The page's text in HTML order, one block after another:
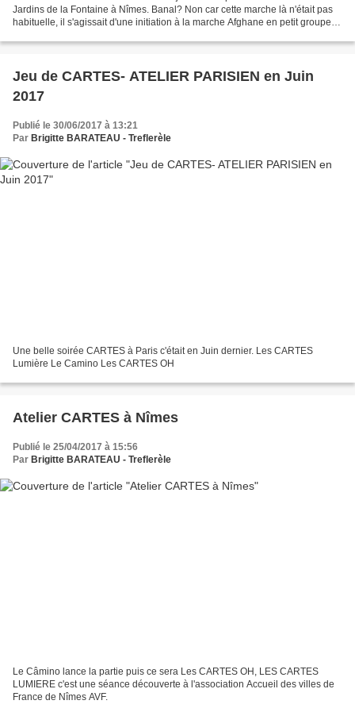
Jardins de la Fontaine à Nîmes. Banal? Non car cette marche là n'était pas
habituelle, il s'agissait d'une initiation à la marche Afghane en petit groupe
Jeu de CARTES- ATELIER PARISIEN en Juin
2017
Publié le 30/06/2017 à 13:21
Par Brigitte BARATEAU - Treflerèle
Une belle soirée CARTES à Paris c'était en Juin dernier. Les CARTES
Lumière Le Camino Les CARTES OH
Atelier CARTES à Nîmes
Publié le 25/04/2017 à 15:56
Par Brigitte BARATEAU - Treflerèle
Le Câmino lance la partie puis ce sera Les CARTES OH, LES CARTES
LUMIERE c'est une séance découverte à l'association Accueil des villes de
France de Nîmes AVF.